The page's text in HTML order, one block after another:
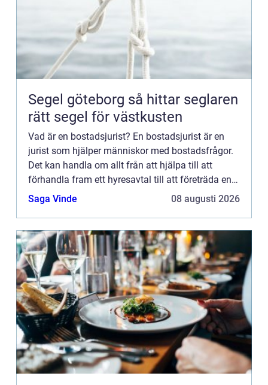
Segel göteborg så hittar seglaren
rätt segel för västkusten
Vad är en bostadsjurist? En bostadsjurist är en
jurist som hjälper människor med bostadsfrågor.
Det kan handla om allt från att hjälpa till att
förhandla fram ett hyresavtal till att företräda en
person i domstol om denne står inför en vräkning.
Saga Vinde 08 augusti 2026